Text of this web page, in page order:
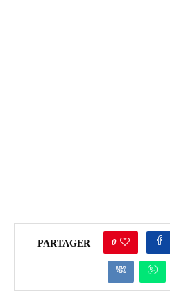
PARTAGER 0